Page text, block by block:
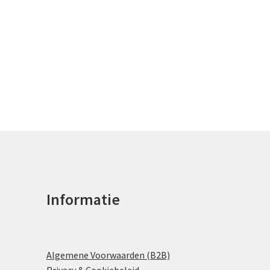
Informatie
Algemene Voorwaarden (B2B)